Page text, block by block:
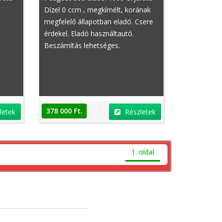
Dízel 0 ccm , megkímélt, korának
megfelelő állapotban eladó. Csere
érdekel. Eladó használtautó.
Beszámítás lehetséges.
378 000 Ft. Részletek
1. oldal